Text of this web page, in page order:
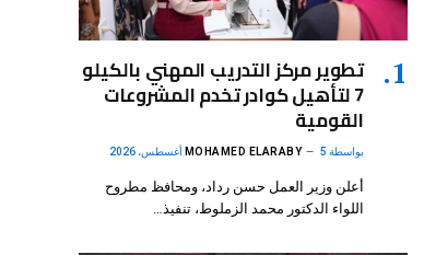
تطوير مركز التدريب المهني بالكيلو
7 لتأهيل كوادر تخدم المشروعات
القومية
بواسطة MOHAMED ELARABY 5 أغسطس، 2026
أعلن وزير العمل حسن رداد، ومحافظ مطروح
اللواء الدكتور محمد الزملوط، تنفيذ…